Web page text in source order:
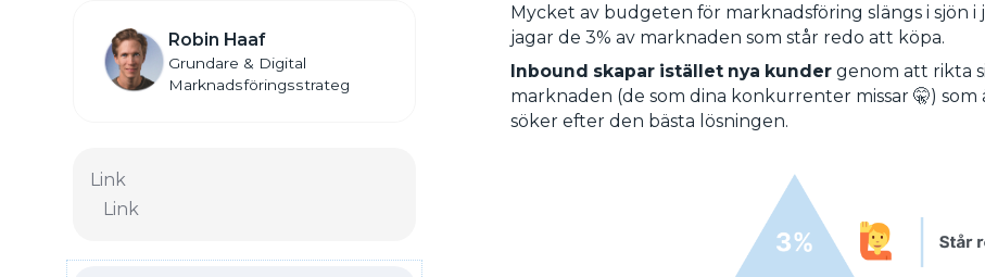
Robin Haaf
Grundare & Digital
Marknadsföringsstrateg
Link
Link
Mycket av budgeten för marknadsföring slängs i sjön
jagar de 3% av marknaden som står redo att köpa.
Inbound skapar istället nya kunder genom att rikta
marknaden (de som dina konkurrenter missar 🤫)
söker efter den bästa lösningen.